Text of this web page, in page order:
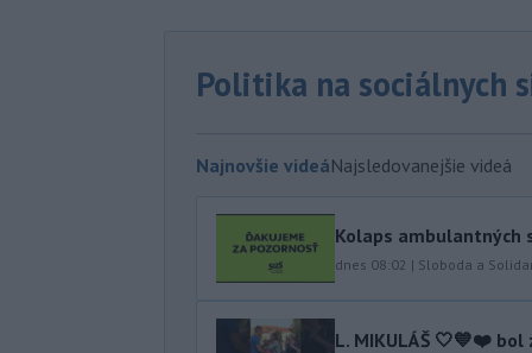
Politika na sociálnych
Najnovšie videáNajsledovanejšie videá
Kolaps ambulantných
dnes 08:02 | Sloboda a
L. MIKULÁŠ 🤍💙❤️ bol